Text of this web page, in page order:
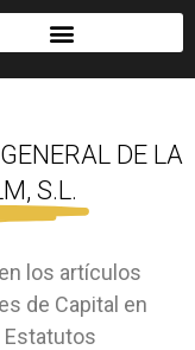
DE LA
S.L.
los artículos
de Capital en
Estatutos